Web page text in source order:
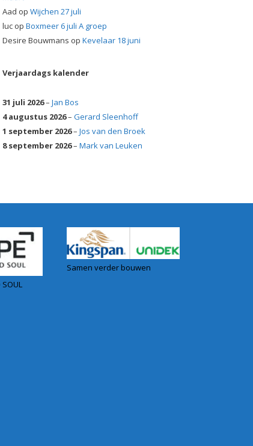
Aad op Wijchen 27 juli
luc op Boxmeer 6 juli A groep
Desire Bouwmans op Kevelaar 18 juni
Verjaardags kalender
31 juli 2026– Jan Bos
4 augustus 2026– Gerard Sleenhoff
1 september 2026– Jos van den Broek
8 september 2026– Mark van Leuken
SOUL
Samen verder bouwen